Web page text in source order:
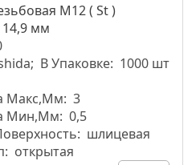
M12 ( St )
14,9 мм
В Упаковке: 1000 шт
Макс,мм: 3
Мин,мм: 0,5
шлицевая
открытая